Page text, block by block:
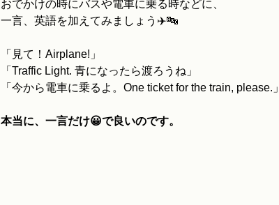
おでかけの時にバスや電車に乗る時などに、
一言、英語を加えてみましょう✈️🔤
「見て！Airplane!」
「Traffic Light. 青になったら渡ろうね」
「今から電車に乗るよ。One ticket for the train, please.」
本当に、一言だけ😀で良いのです。